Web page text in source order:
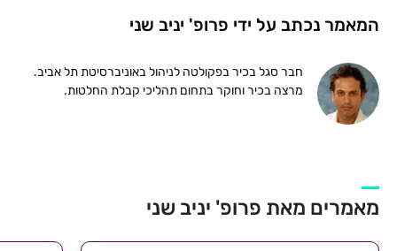
המאמר נכתב על ידי פרופ' יניב שני
חבר סגל בכיר בפקולטה לניהול באוניברסיטת תל אביב.
מרצה בכיר וחוקר בתחום תהליכי קבלת החלטות.
מאמרים מאת פרופ' יניב שני